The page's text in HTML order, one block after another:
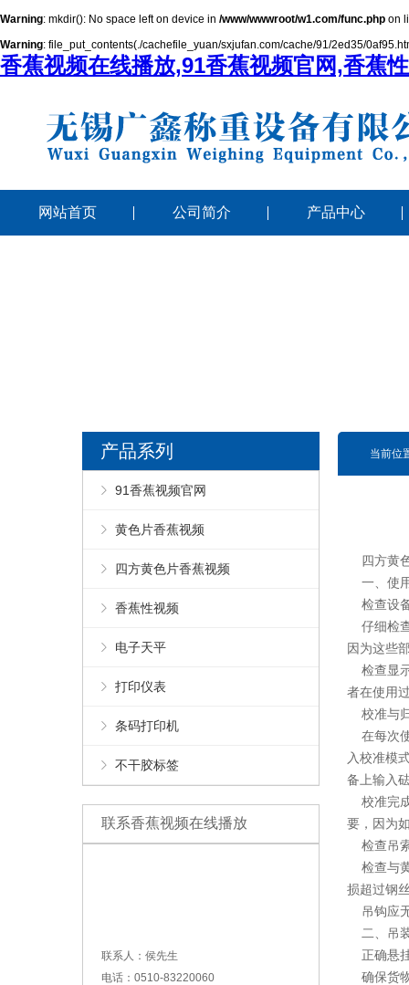
Warning: mkdir(): No space left on device in /www/wwwroot/w1.com/func.php on
Warning: file_put_contents(./cachefile_yuan/sxjufan.com/cache/91/2ed35/
香蕉视频在线播放,91香蕉视频官网,香蕉
网站首页 公司简介 产品中心
产品系列
91香蕉视频官网
黄色片香蕉视频
四方黄色片香蕉视频
香蕉性视频
电子天平
打印仪表
条码打印机
不干胶标签
联系香蕉视频在线播放
联系人：侯先生
电话：0510-83220060
当前位
四方黄
一、使
检查设
仔细检
因为这些
检查显
者在使用
校准与
在每次
入校准模
备上输入
校准完
要，因为
检查吊
检查与
损超过钢
吊钩应
二、吊
正确悬
确保货